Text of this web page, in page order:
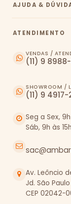
AJUDA &
ATENDIMENTO
VENDAS /
(11) 9
SHOWROOM /
(11) 9
Seg a Sex, 9h
Sáb, 9h às 15h
Av. Leôncio
Jd. São
CEP 02042-